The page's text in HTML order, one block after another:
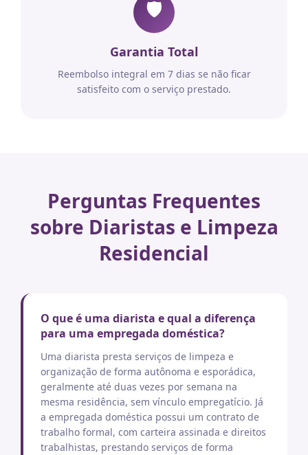
🛡️
Garantia Total
Reembolso integral em 7 dias se não ficar
satisfeito com o serviço prestado.
Perguntas Frequentes
sobre Diaristas e Limpeza
Residencial
O que é uma diarista e qual a diferença
para uma empregada doméstica?
Uma diarista presta serviços de limpeza e
organização de forma autônoma e esporádica,
geralmente até duas vezes por semana na
mesma residência, sem vínculo empregatício. Já
a empregada doméstica possui um contrato de
trabalho formal, com carteira assinada e direitos
trabalhistas, prestando serviços de forma